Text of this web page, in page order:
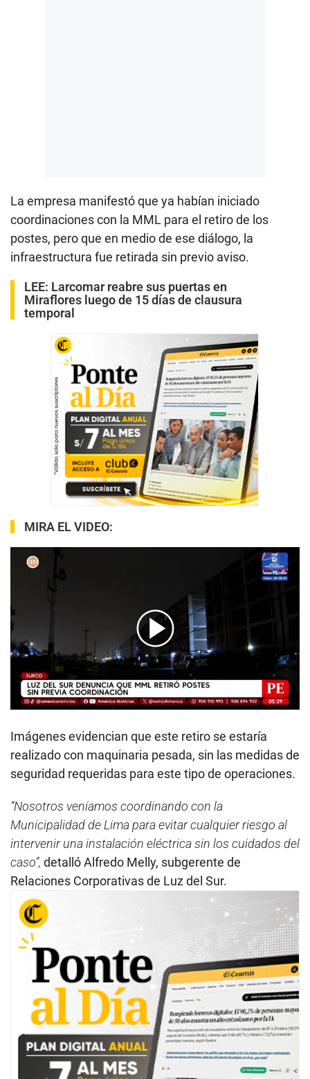
La empresa manifestó que ya habían iniciado
coordinaciones con la MML para el retiro de los
postes, pero que en medio de ese diálogo, la
infraestructura fue retirada sin previo aviso.
LEE: Larcomar reabre sus puertas en
Miraflores luego de 15 días de clausura
temporal
MIRA EL VIDEO:
00:00/01:46
Imágenes evidencian que este retiro se estaría
realizado con maquinaria pesada, sin las medidas de
seguridad requeridas para este tipo de operaciones.
“Nosotros veníamos coordinando con la
Municipalidad de Lima para evitar cualquier riesgo al
intervenir una instalación eléctrica sin los cuidados del
caso”, detalló Alfredo Melly, subgerente de
Relaciones Corporativas de Luz del Sur.